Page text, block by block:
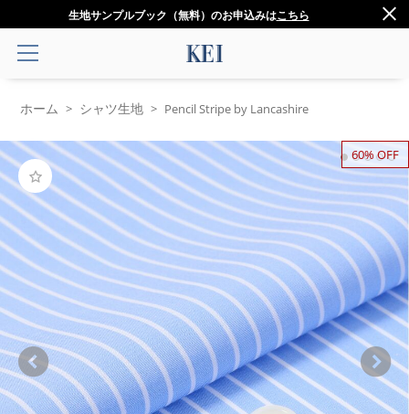
生地サンプルブック（無料）のお申込みはこちら
ホーム > シャツ生地 > Pencil Stripe by Lancashire
60% OFF